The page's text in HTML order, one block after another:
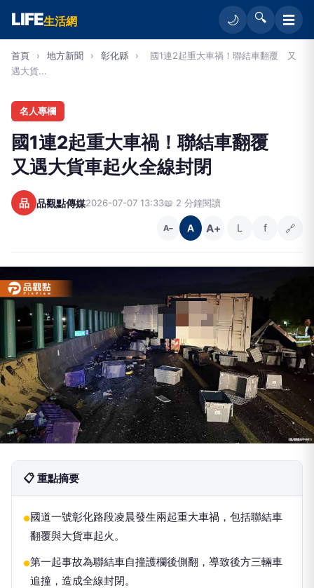
LIFE生活網 🌙 🔍 ☰
首頁 › 地方新聞 › 彰化縣 ›
國1連2起重大車禍！聯結車翻覆 又
遇大貨...
名人專欄
國1連2起重大車禍！聯結車翻覆
又遇大貨車起火全線封閉
品 品觀點傳媒2026-07-07 13:33📖 2 分鐘閱讀
A− A A+ L f 🔗
📋 重點摘要
●國道一號彰化路段凌晨發生兩起重大車禍，包括聯結車
翻覆與大貨車起火。
●第一起事故為聯結車自撞護欄後側翻，導致後方三輛車
追撞，造成全線封閉。